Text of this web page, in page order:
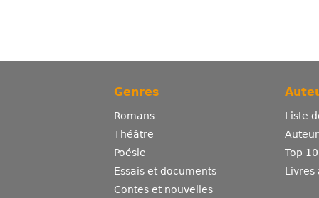
Genres
Romans
Théâtre
Poésie
Essais et documents
Contes et nouvelles
Liste
Top
Livres